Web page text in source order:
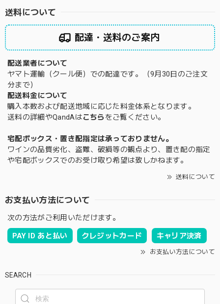
送料について
配達・送料のご案内
配送業者について
ヤマト運輸（クール便）での配達です。（9月30日のご注文
分まで）
配送料金について
購入本数および配送地域に応じた料金体系となります。
送料の詳細やQandAはこちら をご覧ください。
宅配ボックス・置き配指定は承っておりません。
ワインの品質劣化、盗難、破損等の観点より、置き配の指定
や宅配ボックスでのお受け取り希望は致しかねます。
送料について
お支払い方法について
次の方法がご利用いただけます。
PAY ID あと払い クレジットカード キャリア決済
お支払い方法について
SEARCH